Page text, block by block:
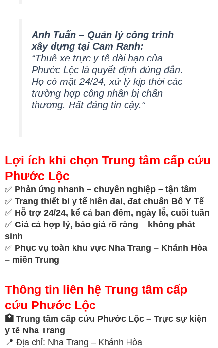
Anh Tuấn – Quản lý công trình
xây dựng tại Cam Ranh:
“Thuê xe trực y tế dài hạn của
Phước Lộc là quyết định đúng đắn.
Họ có mặt 24/24, xử lý kịp thời các
trường hợp công nhân bị chấn
thương. Rất đáng tin cậy.”
Lợi ích khi chọn Trung tâm cấp cứu
Phước Lộc
✅ Phản ứng nhanh – chuyên nghiệp – tận tâm
✅ Trang thiết bị y tế hiện đại, đạt chuẩn Bộ Y Tế
✅ Hỗ trợ 24/24, kể cả ban đêm, ngày lễ, cuối tuần
✅ Giá cả hợp lý, báo giá rõ ràng – không phát
sinh
✅ Phục vụ toàn khu vực Nha Trang – Khánh Hòa
– miền Trung
Thông tin liên hệ Trung tâm cấp
cứu Phước Lộc
🏥 Trung tâm cấp cứu Phước Lộc – Trực sự kiện
y tế Nha Trang
📍 Địa chỉ: Nha Trang – Khánh Hòa